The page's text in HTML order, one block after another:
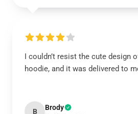
I couldn’t resist the cute design
hoodie, and it was delivered to
B Brody